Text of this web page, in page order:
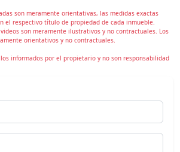
son meramente orientativas, las medidas exactas
el respectivo título de propiedad de cada inmueble.
son meramente ilustrativos y no contractuales. Los
orientativos y no contractuales.
informados por el propietario y no son responsabilidad